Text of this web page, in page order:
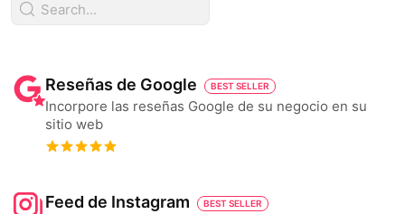
Reseñas de Google BEST SELLER
Incorpore las reseñas Google de su negocio en su
sitio web
Feed de Instagram BEST SELLER